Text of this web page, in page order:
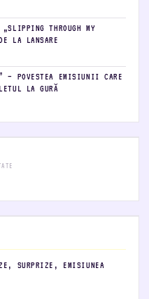
THROUGH MY
LA LANSARE
POVESTEA EMISIUNII CARE
LA GURĂ
SURPRIZE, EMISIUNEA